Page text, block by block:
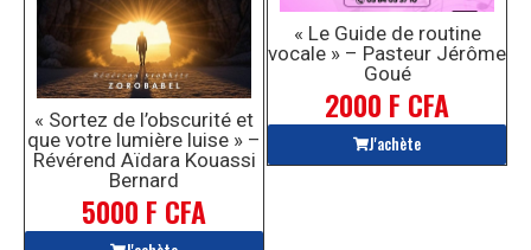
« Sortez de l’obscurité et
que votre lumière luise » –
Révérend Aïdara Kouassi
Bernard
5000 F CFA
« Le Guide de routine
vocale » – Pasteur Jérôme
Goué
2000 F CFA
J'achète